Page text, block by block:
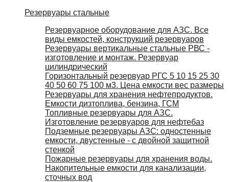
Резервуары стальные
Резервуарное оборудование для АЗС. Все
виды емкостей, конструкций резервуаров
Резервуары вертикальные стальные РВС -
изготовление и монтаж. Резервуар
цилиндрический
Горизонтальный резервуар РГС 5 10 15 25 30
40 50 60 75 100 м3. Цена емкости вес размеры
Резервуары для хранения нефтепродуктов.
Емкости дизтоплива, бензина, ГСМ
Топливные резервуары для АЗС.
Изготовление резервуаров для нефтебаз
Подземные резервуары АЗС: одностенные
емкости, двустенные - с двойной защитной
стенкой
Пожарные резервуары для хранения воды.
Накопительные емкости для канализации,
сточных вод